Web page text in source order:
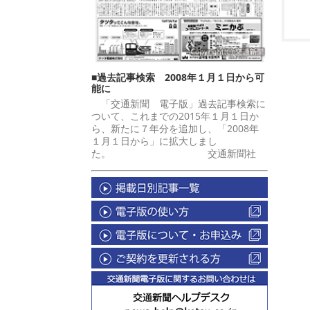
■過去記事検索 2008年１月１日から可
能に
「交通新聞 電子版」過去記事検索に
ついて、これまでの2015年１月１日か
ら、新たに７年分を追加し、「2008年
１月１日から」に拡大しまし
た。 交通新聞社